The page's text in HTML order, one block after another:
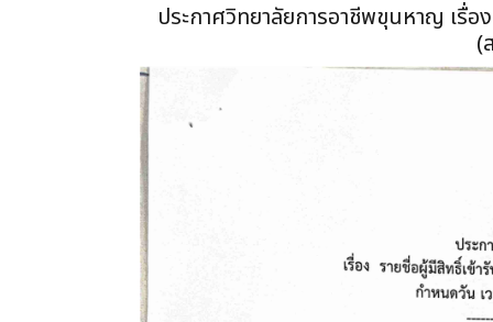
ประกาศวิทยาลัยการอาชีพขุนหาญ เรื่
(